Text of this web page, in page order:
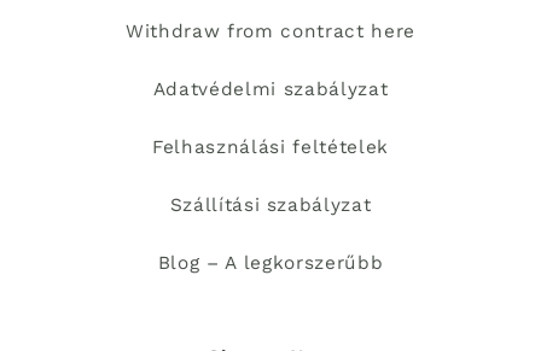
Withdraw from contract here
Adatvédelmi szabályzat
Felhasználási feltételek
Szállítási szabályzat
Blog – A legkorszerűbb